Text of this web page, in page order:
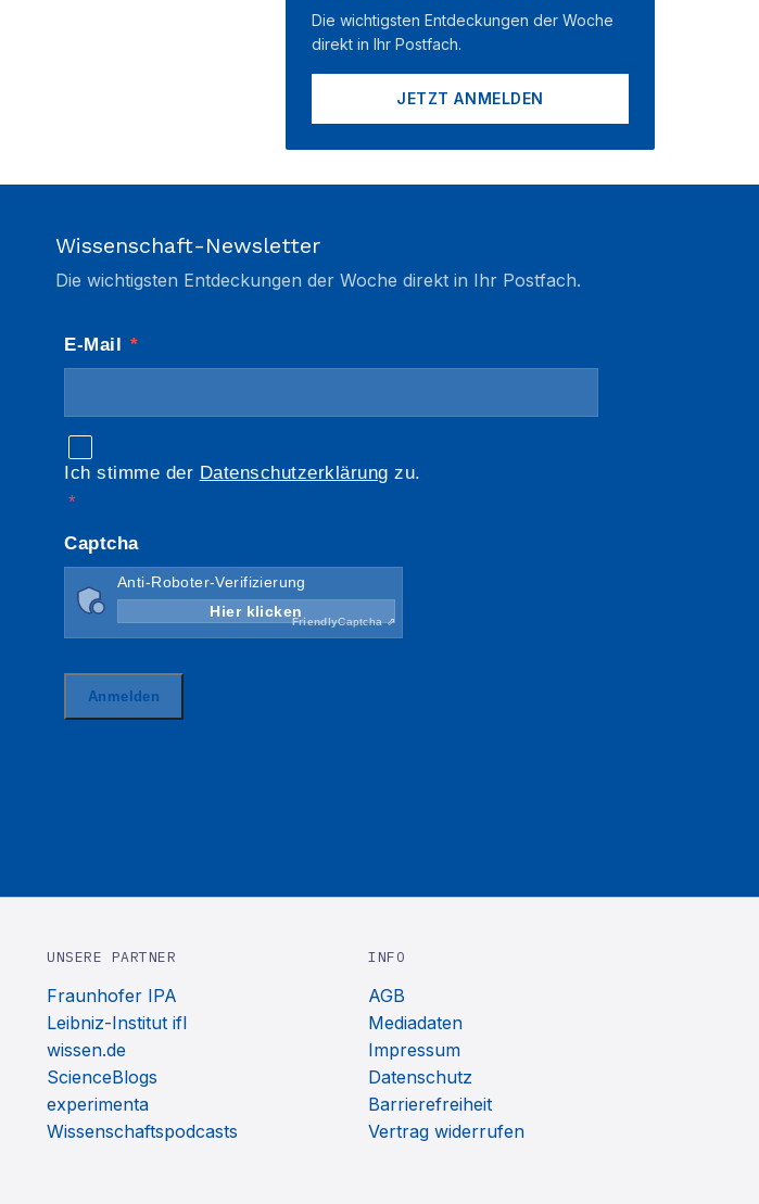
Die wichtigsten Entdeckungen der Woche
direkt in Ihr Postfach.
JETZT ANMELDEN
Wissenschaft-Newsletter
Die wichtigsten Entdeckungen der Woche direkt in Ihr Postfach.
UNSERE PARTNER
Fraunhofer IPA
Leibniz-Institut ifl
wissen.de
ScienceBlogs
experimenta
Wissenschaftspodcasts
INFO
AGB
Mediadaten
Impressum
Datenschutz
Barrierefreiheit
Vertrag widerrufen